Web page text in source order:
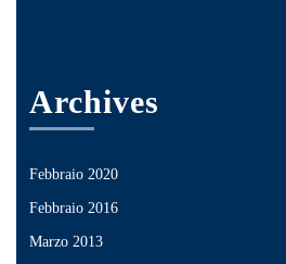
Archives
Febbraio 2020
Febbraio 2016
Marzo 2013